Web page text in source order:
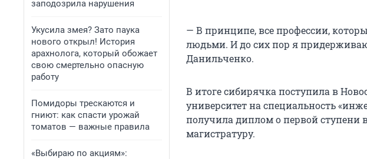
заподозрила нарушения
Укусила змея? Зато паука
нового открыл! История
арахнолога, который обожает
свою смертельно опасную
работу
Помидоры трескаются и
гниют: как спасти урожай
томатов — важные правила
«Выбираю по акциям»:
— В принципе, все профессии,
людьми. И до сих пор я
Данильченко.
В итоге сибирячка поступила в
университет на специальность
получила диплом о первой ступени
магистратуру.